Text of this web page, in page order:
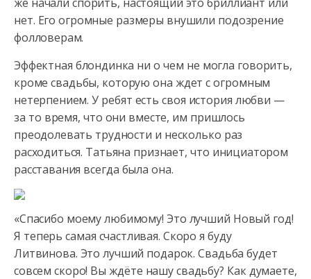
нет. Его огромные размеры внушили подозрение
фолловерам.
Эффектная блондинка ни о чем не могла говорить,
кроме свадьбы, которую она ждет с огромным
нетерпением. У ребят есть своя история любви —
за то время, что они вместе, им пришлось
преодолевать трудности и несколько раз
расходиться. Татьяна признает, что инициатором
расставания всегда была она.
«Спасибо моему любимому! Это лучший Новый год!
Я теперь самая счастливая. Скоро я буду
Литвинова. Это лучший подарок. Свадьба будет
совсем скоро! Вы ждёте нашу свадьбу? Как думаете,